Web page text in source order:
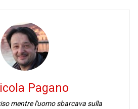
Pagano
mentre l'uomo sbarcava sulla